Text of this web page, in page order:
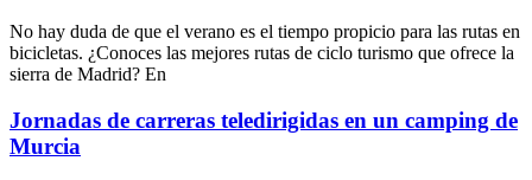
No hay duda de que el verano es el tiempo propicio para las rutas en
bicicletas. ¿Conoces las mejores rutas de ciclo turismo que ofrece la
sierra de Madrid? En
Jornadas de carreras teledirigidas en un camping de
Murcia